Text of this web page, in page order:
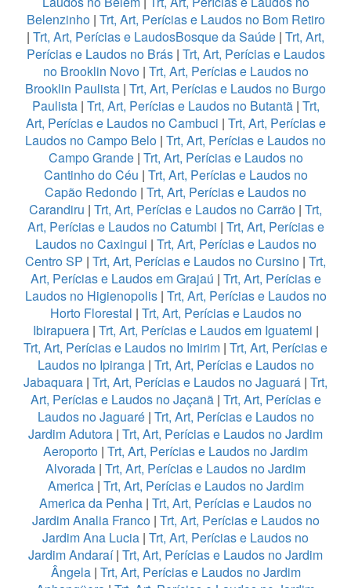
Belenzinho| Trt, Art, Perícias e Laudos no Bom Retiro
| Trt, Art, Perícias e LaudosBosque da Saúde | Trt, Art,
Perícias e Laudos no Brás| Trt, Art, Perícias e Laudos
no Brooklin Novo| Trt, Art, Perícias e Laudos no
Brooklin Paulista | Trt, Art, Perícias e Laudos no Burgo
Paulista| Trt, Art, Perícias e Laudos no Butantã| Trt,
Art, Perícias e Laudos no Cambuci | Trt, Art, Perícias e
Laudos no Campo Belo | Trt, Art, Perícias e Laudos no
Campo Grande| Trt, Art, Perícias e Laudos no
Cantinho do Céu | Trt, Art, Perícias e Laudos no
Capão Redondo | Trt, Art, Perícias e Laudos no
Carandiru | Trt, Art, Perícias e Laudos no Carrão | Trt,
Art, Perícias e Laudos no Catumbi | Trt, Art, Perícias e
Laudos no Caxingui | Trt, Art, Perícias e Laudos no
Centro SP | Trt, Art, Perícias e Laudos no Cursino | Trt,
Art, Perícias e Laudos em Grajaú | Trt, Art, Perícias e
Laudos no Higienopolis| Trt, Art, Perícias e Laudos no
Horto Florestal | Trt, Art, Perícias e Laudos no
Ibirapuera| Trt, Art, Perícias e Laudos em Iguatemi |
Trt, Art, Perícias e Laudos no Imirim | Trt, Art, Perícias e
Laudos no Ipiranga| Trt, Art, Perícias e Laudos no
Jabaquara | Trt, Art, Perícias e Laudos no Jaguará | Trt,
Art, Perícias e Laudos no Jaçanã| Trt, Art, Perícias e
Laudos no Jaguaré| Trt, Art, Perícias e Laudos no
Jardim Adutora | Trt, Art, Perícias e Laudos no Jardim
Aeroporto | Trt, Art, Perícias e Laudos no Jardim
Alvorada | Trt, Art, Perícias e Laudos no Jardim
America| Trt, Art, Perícias e Laudos no Jardim
America da Penha | Trt, Art, Perícias e Laudos no
Jardim Analia Franco| Trt, Art, Perícias e Laudos no
Jardim Ana Lucia | Trt, Art, Perícias e Laudos no
Jardim Andaraí| Trt, Art, Perícias e Laudos no Jardim
Ângela| Trt, Art, Perícias e Laudos no Jardim